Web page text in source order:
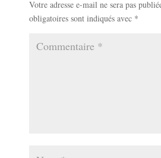
Votre adresse e-mail ne sera pas
obligatoires sont indiqués avec *